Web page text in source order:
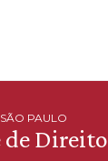
PAULO
de Direito